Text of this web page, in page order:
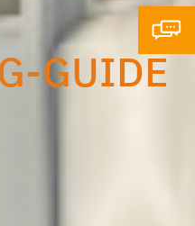
GUIDE